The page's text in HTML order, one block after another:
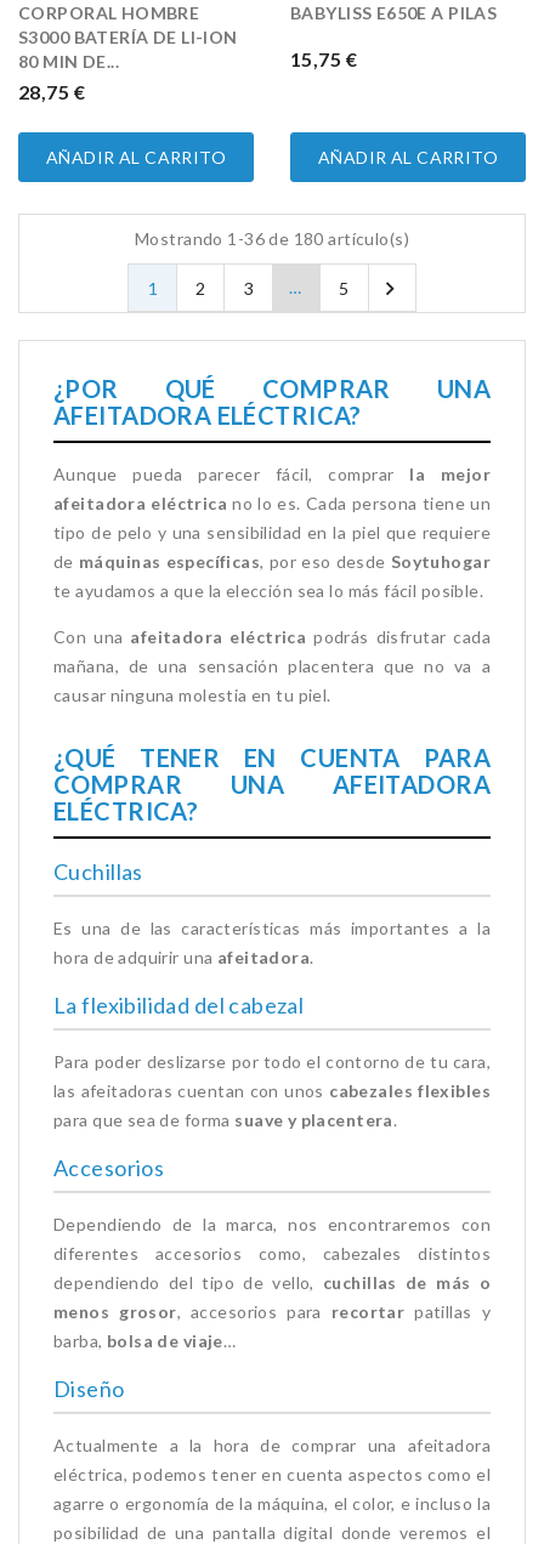
CORPORAL HOMBRE
S3000 BATERÍA DE LI-ION
80 MIN DE...
PRECIO
28,75 €
AÑADIR AL CARRITO
BABYLISS E650E A PILAS
PRECIO
15,75 €
AÑADIR AL CARRITO
Mostrando 1-36 de 180 artículo(s)
1 2 3 … 5 
¿POR QUÉ COMPRAR UNA
AFEITADORA ELÉCTRICA?
Aunque pueda parecer fácil, comprar la mejor
afeitadora eléctrica no lo es. Cada persona tiene un
tipo de pelo y una sensibilidad en la piel que requiere
de máquinas específicas, por eso desde Soytuhogar
te ayudamos a que la elección sea lo más fácil posible.
Con una afeitadora eléctrica podrás disfrutar cada
mañana, de una sensación placentera que no va a
causar ninguna molestia en tu piel.
¿QUÉ TENER EN CUENTA PARA
COMPRAR UNA AFEITADORA
ELÉCTRICA?
Cuchillas
Es una de las características más importantes a la
hora de adquirir una afeitadora.
La flexibilidad del cabezal
Para poder deslizarse por todo el contorno de tu cara,
las afeitadoras cuentan con unos cabezales flexibles
para que sea de forma suave y placentera.
Accesorios
Dependiendo de la marca, nos encontraremos con
diferentes accesorios como, cabezales distintos
dependiendo del tipo de vello, cuchillas de más o
menos grosor, accesorios para recortar patillas y
barba, bolsa de viaje…
Diseño
Actualmente a la hora de comprar una afeitadora
eléctrica, podemos tener en cuenta aspectos como el
agarre o ergonomía de la máquina, el color, e incluso la
posibilidad de una pantalla digital donde veremos el